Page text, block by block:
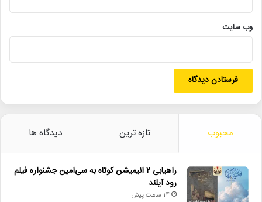
کپی
دیگر خبرها
• مجله هنری
• شایعه یا واقعیت؟ نقش کلیدی پل توماس اندرسون در فیلم جدید
اسکورسیزی
• افتتاح نمایش «یک فیل ناپدید شده است» با حضور ایرج راد
وب‌ سایت
محبوب تازه ترین دیدگاه ها
راهیابی ۲ انیمیشن کوتاه به سی‌امین جشنواره فیلم
رود آیلند
14 ساعت پیش